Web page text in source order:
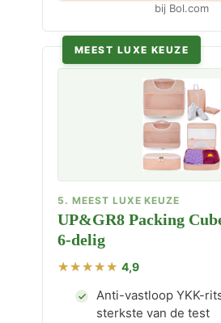
bij Bol.com
MEEST LUXE KEUZE
5. MEEST LUXE KEUZE
UP&GR8 Packing
6-delig
4,9
Anti-vastloop YKK-
sterkste van de test